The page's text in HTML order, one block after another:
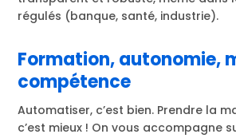
régulés (banque, santé, industrie).
Formation, autonomie,
compétence
Automatiser, c’est bien. Prendre la
c’est mieux ! On vous accompagne